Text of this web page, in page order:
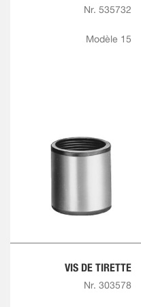
Nr. 535732
Modèle 15
VIS DE TIRETTE
Nr. 303578